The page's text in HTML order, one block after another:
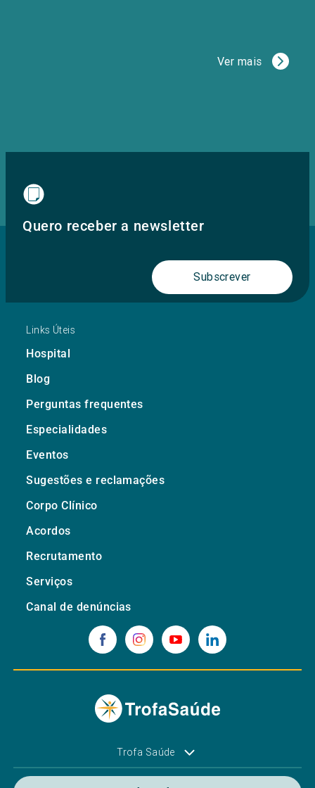
Ver mais
Quero receber a newsletter
Subscrever
Links Úteis
Hospital
Blog
Perguntas frequentes
Especialidades
Eventos
Sugestões e reclamações
Corpo Clínico
Acordos
Recrutamento
Serviços
Canal de denúncias
Trofa Saúde